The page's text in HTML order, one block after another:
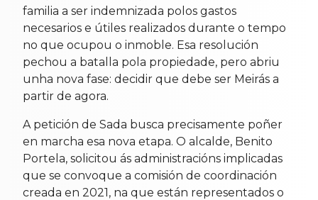
familia a ser indemnizada polos gastos
necesarios e útiles realizados durante o tempo
no que ocupou o inmoble. Esa resolución
pechou a batalla pola propiedade, pero abriu
unha nova fase: decidir que debe ser Meirás a
partir de agora.
A petición de Sada busca precisamente poñer
en marcha esa nova etapa. O alcalde, Benito
Portela, solicitou ás administracións implicadas
que se convoque a comisión de coordinación
creada en 2021, na que están representados o